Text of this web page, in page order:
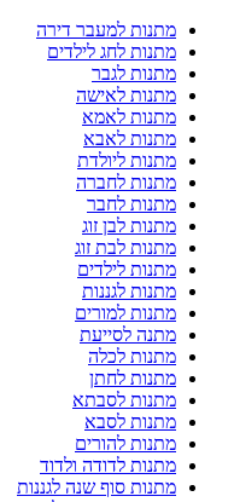
מתנות למעבר דירה
מתנות לחג לילדים
מתנות לגבר
מתנות לאישה
מתנות לאמא
מתנות לאבא
מתנות ליולדת
מתנות לחברה
מתנות לחבר
מתנות לבן זוג
מתנות לבת זוג
מתנות לילדים
מתנות לגננות
מתנות למורים
מתנה לסייעת
מתנות לכלה
מתנות לחתן
מתנות לסבתא
מתנות לסבא
מתנות להורים
מתנות לדודה ולדוד
מתנות סוף שנה לגננות